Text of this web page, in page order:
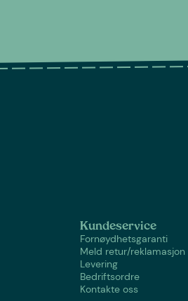
Kundeservice
Fornøydhetsgaranti
Meld retur/reklamasjon
Levering
Bedriftsordre
Kontakte oss